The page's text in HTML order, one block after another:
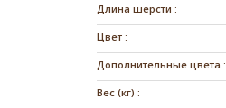
Длина шерсти :
Цвет :
Дополнительные цвета :
Вес (кг) :